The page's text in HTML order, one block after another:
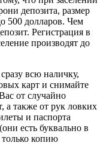
депозита, размер
500 долларов. Чем
Регистрация в
производят до
всю наличку,
карт и снимайте
от случайно
также от рук ловких
и паспорта
есть буквально в
только копию